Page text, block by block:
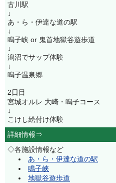
古川駅
↓
あ・ら・伊達な道の駅
↓
鳴子峡 or 鬼首地獄谷遊歩道
↓
潟沼でサップ体験
↓
鳴子温泉郷
2日目
宮城オルレ 大崎・鳴子コース
↓
こけし絵付け体験
詳細情報⇒
◇各施設情報など
あ・ら・伊達な道の駅
鳴子峡
地獄谷遊歩道